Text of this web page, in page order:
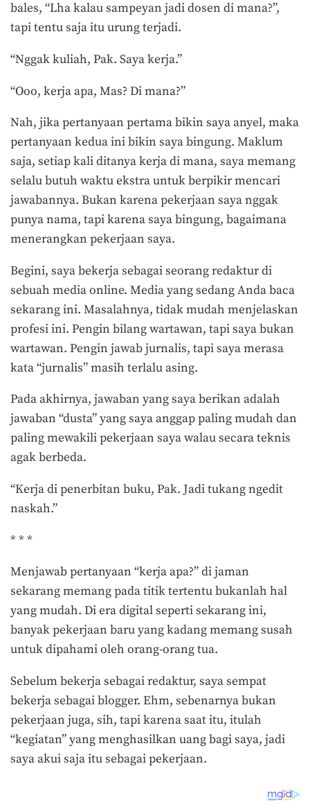
bales, “Lha kalau sampeyan jadi dosen di mana?”,
tapi tentu saja itu urung terjadi.
“Nggak kuliah, Pak. Saya kerja.”
“Ooo, kerja apa, Mas? Di mana?”
Nah, jika pertanyaan pertama bikin saya anyel, maka
pertanyaan kedua ini bikin saya bingung. Maklum
saja, setiap kali ditanya kerja di mana, saya memang
selalu butuh waktu ekstra untuk berpikir mencari
jawabannya. Bukan karena pekerjaan saya nggak
punya nama, tapi karena saya bingung, bagaimana
menerangkan pekerjaan saya.
Begini, saya bekerja sebagai seorang redaktur di
sebuah media online. Media yang sedang Anda baca
sekarang ini. Masalahnya, tidak mudah menjelaskan
profesi ini. Pengin bilang wartawan, tapi saya bukan
wartawan. Pengin jawab jurnalis, tapi saya merasa
kata “jurnalis” masih terlalu asing.
Pada akhirnya, jawaban yang saya berikan adalah
jawaban “dusta” yang saya anggap paling mudah dan
paling mewakili pekerjaan saya walau secara teknis
agak berbeda.
“Kerja di penerbitan buku, Pak. Jadi tukang ngedit
naskah.”
* * *
Menjawab pertanyaan “kerja apa?” di jaman
sekarang memang pada titik tertentu bukanlah hal
yang mudah. Di era digital seperti sekarang ini,
banyak pekerjaan baru yang kadang memang susah
untuk dipahami oleh orang-orang tua.
Sebelum bekerja sebagai redaktur, saya sempat
bekerja sebagai blogger. Ehm, sebenarnya bukan
pekerjaan juga, sih, tapi karena saat itu, itulah
“kegiatan” yang menghasilkan uang bagi saya, jadi
saya akui saja itu sebagai pekerjaan.